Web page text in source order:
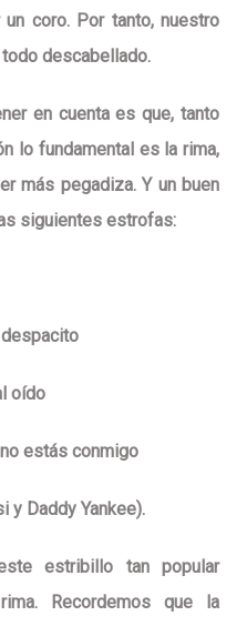
coro. Por tanto, nuestro
descabellado.
en cuenta es que, tanto
lo fundamental es la rima,
más pegadiza. Y un buen
siguientes estrofas:
cito
oído
estás conmigo
y Daddy Yankee).
estribillo tan popular
Recordemos que la